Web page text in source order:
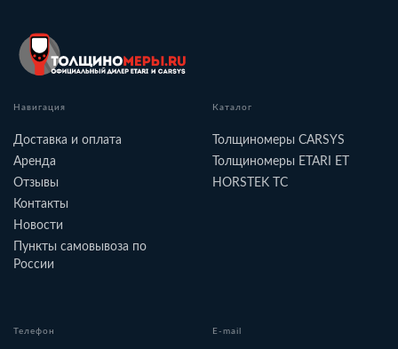
Навигация
Доставка и оплата
Аренда
Отзывы
Контакты
Новости
Пункты самовывоза по
России
Каталог
Толщиномеры CARSYS
Толщиномеры ETARI ET
HORSTEK TC
Телефон E-mail